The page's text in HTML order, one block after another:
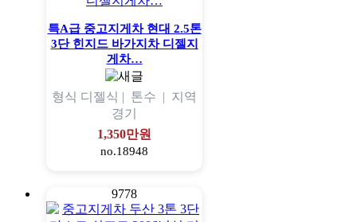
특A급 중고지게차 현대 2.5톤
3단 힌지드 바가지차 디젤지
게차…
형식 디젤식 | 톤수 | 지역
경기
1,350만원
no.18948
9778